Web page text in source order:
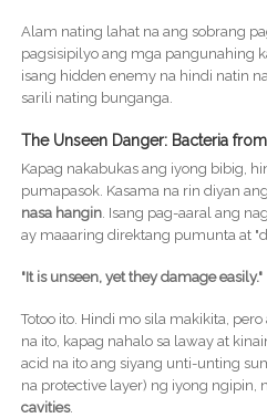
Alam nating lahat na ang sobrang
pagsisipilyo ang mga pangunahing
isang hidden enemy na hindi natin
sarili nating bunganga.
The Unseen Danger: Bacteria
Kapag nakabukas ang iyong bibig,
pumapasok. Kasama na rin diyan ang
nasa hangin. Isang pag-aaral ang
ay maaaring direktang pumunta at
"It is unseen, yet they damage easily."
Totoo ito. Hindi mo sila makikita,
na ito, kapag nahalo sa laway at
acid na ito ang siyang unti-unting
na protective layer) ng iyong ngipin,
cavities.